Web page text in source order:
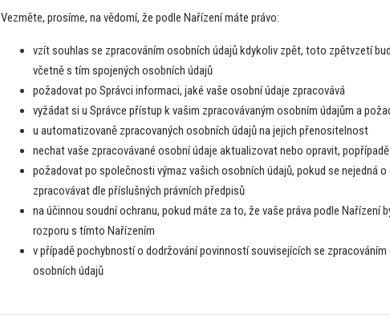
Vezměte, prosíme, na vědomí, že podle Nařízení máte právo:
vzít souhlas se zpracováním osobních údajů kdykoliv zpět, toto zpětvzetí
včetně s tím spojených osobních údajů
požadovat po Správci informaci, jaké vaše osobní údaje zpracovává
vyžádat si u Správce přístup k vašim zpracovávaným osobním údajům a
u automatizovaně zpracovaných osobních údajů na jejich přenositelnost
nechat vaše zpracovávané osobní údaje aktualizovat nebo opravit,
požadovat po společnosti výmaz vašich osobních údajů, pokud se nejedná
zpracovávat dle příslušných právních předpisů
na účinnou soudní ochranu, pokud máte za to, že vaše práva podle Nařízení
rozporu s tímto Nařízením
v případě pochybností o dodržování povinností souvisejících se
osobních údajů